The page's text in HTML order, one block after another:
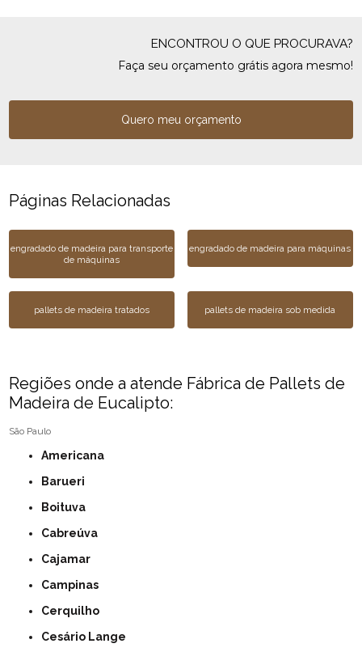
ENCONTROU O QUE PROCURAVA?
Faça seu orçamento grátis agora mesmo!
Quero meu orçamento
Páginas Relacionadas
engradado de madeira para transporte
de máquinas
engradado de madeira para máquinas
pallets de madeira tratados pallets de madeira sob medida
Regiões onde a atende Fábrica de Pallets de
Madeira de Eucalipto:
São Paulo
Americana
Barueri
Boituva
Cabreúva
Cajamar
Campinas
Cerquilho
Cesário Lange